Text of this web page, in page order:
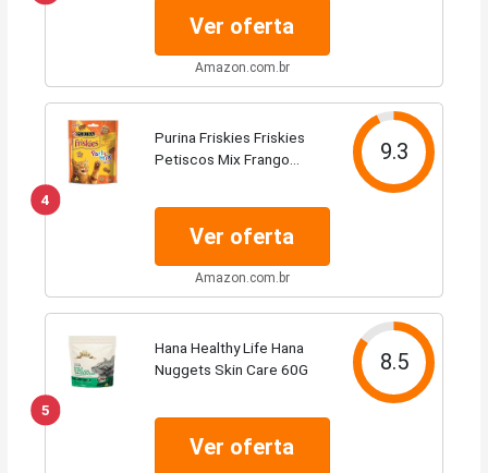
Ver oferta
Amazon.com.br
4
Purina Friskies Friskies
Petiscos Mix Frango
9.3
Ver oferta
Amazon.com.br
5
Hana Healthy Life Hana
Nuggets Skin Care 60G
8.5
Ver oferta